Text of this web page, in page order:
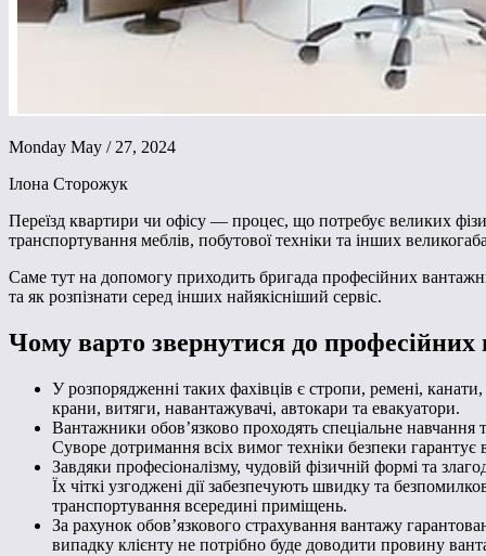
Monday May / 27, 2024
Ілона Сторожук
Переїзд квартири чи офісу — процес, що потребує великих
транспортування меблів, побутової техніки та інших
Саме тут на допомогу приходить бригада професійних
та як розпізнати серед інших найякісніший сервіс.
Чому варто звернутися до професійних
У розпорядженні таких фахівців є стропи, ремені,
крани, витяги, навантажувачі, автокари та евакуатори.
Вантажники обов’язково проходять спеціальне навчання
Суворе дотримання всіх вимог техніки безпеки
Завдяки професіоналізму, чудовій фізичній формі та
Їх чіткі узгоджені дії забезпечують швидку та
транспортування всередині приміщень.
За рахунок обов’язкового страхування вантажу
випадку клієнту не потрібно буде доводити провину